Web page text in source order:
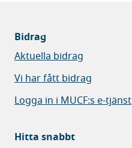
Bidrag
Aktuella bidrag
Vi har fått bidrag
Logga in i MUCF:s e-tjänst
Hitta snabbt